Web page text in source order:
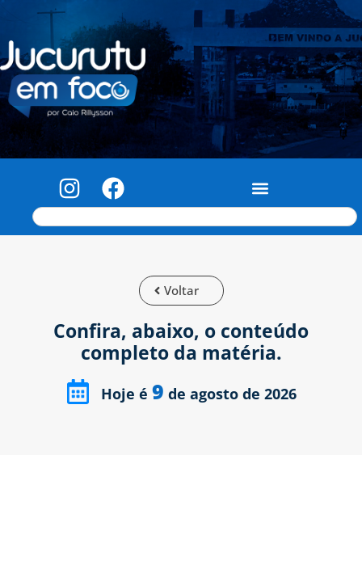
Voltar
Confira, abaixo, o conteúdo
completo da matéria.
Hoje é 9 de agosto de 2026